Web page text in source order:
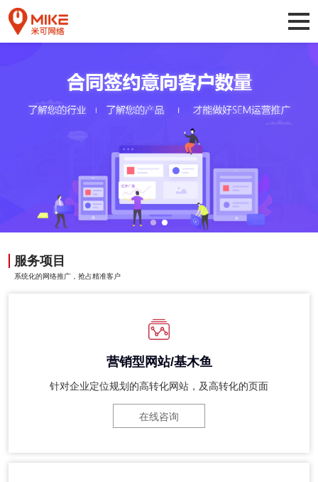
服务项目
系统化的网络推广，抢占精准客户
营销型网站/基木鱼
针对企业定位规划的高转化网站，及高转化的页面
在线咨询